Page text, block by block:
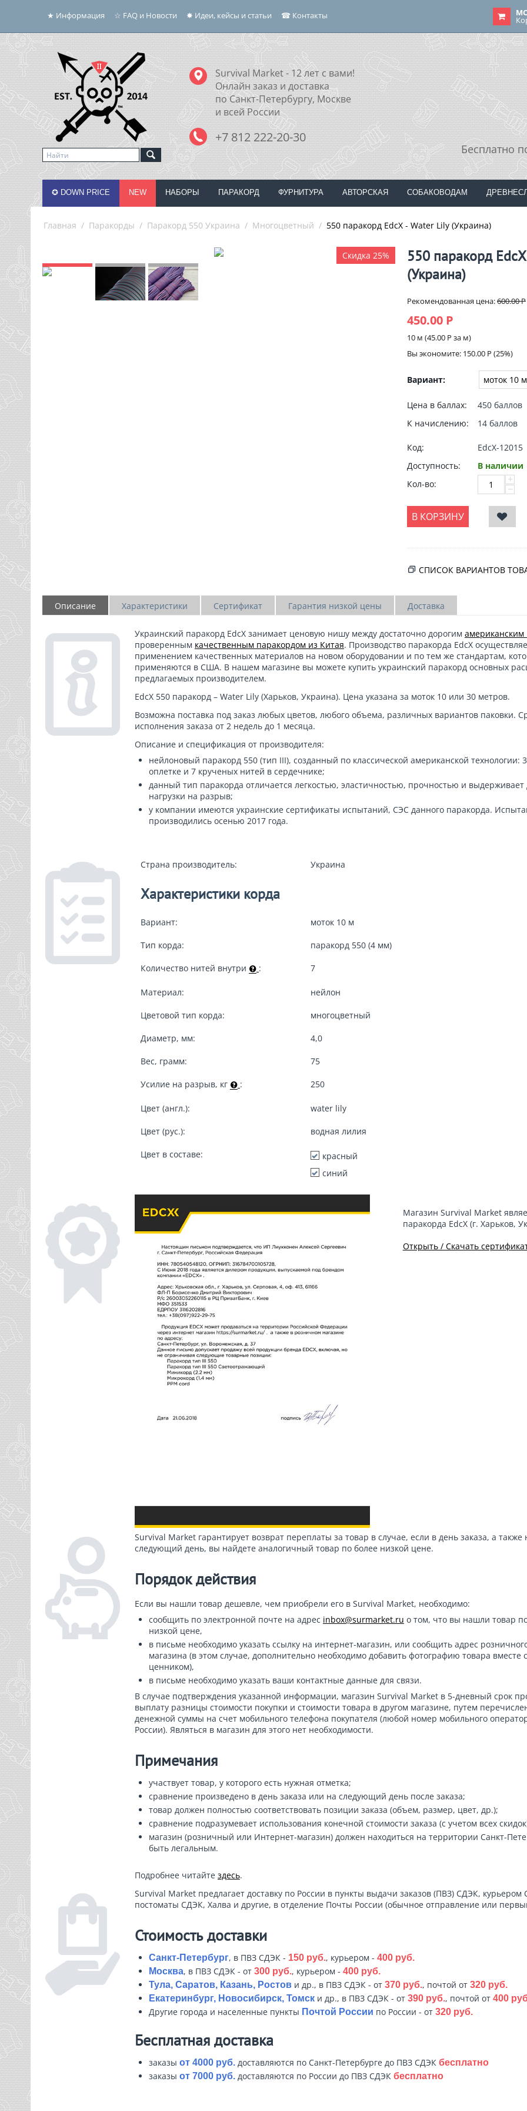
★ Информация ☆ FAQ и Новости ✸ Идеи, кейсы и статьи ☎ Контакты
Survival Market - 12 лет с вами!
Онлайн заказ и доставка
по Санкт-Петербургу, Москве
и всей России
+7 812 222-20-30
Бесплатно
✪ DOWN PRICE NEW НАБОРЫ ПАРАКОРД ФУРНИТУРА АВТОРСКАЯ СОБАКОВОДАМ
Главная / Паракорды / Паракорд 550 Украина / Многоцветный / 550 паракорд EdcX - Water Lily (Украина)
Скидка 25%
550 паракорд
(Украина)
Рекомендованная цена:600.00Р
450.00 Р
10 м (45.00 Р за м)
Вы экономите: 150.00 Р (25%)
Вариант:
Цена в баллах:
450 баллов
К начислению:
14 баллов
Код:
EdcX-12015
Доступность:
В наличии
Кол-во:
+
−
В КОРЗИНУ
СПИСОК ВАРИАНТОВ
Описание Характеристики Сертификат Гарантия низкой цены Доставка
Украинский паракорд EdcXзанимает ценовую нишу между достаточно дорогим американским
проверенным качественным паракордом из Китая. Производство паракорда EdcX
применением качественных материалов на новом оборудовании и по тем же стандартам,
применяются в США. В нашем магазине вы можете купить украинский паракордосновных
предлагаемых производителем.
EdcX 550 паракорд – Water Lily (Харьков, Украина). Цена указана за моток 10 или 30 метров.
Возможна поставка под заказ любых цветов, любого объема, различных вариантов паковки.
исполнения заказа от 2 недель до 1 месяца.
Описание и спецификация от производителя:
нейлоновый паракорд 550 (тип III), созданный по классической американской технологии:
оплетке и 7 крученых нитей в сердечнике;
данный тип паракорда отличается легкостью, эластичностью, прочностью и выдерживает
нагрузки на разрыв;
у компании имеются украинские сертификаты испытаний, СЭС данного паракорда.
производились осенью 2017 года.
Страна производитель: Украина
Характеристики корда
Вариант: моток 10 м
Тип корда: паракорд 550 (4 мм)
Количество нитей внутри : 7
Материал: нейлон
Цветовой тип корда: многоцветный
Диаметр, мм: 4,0
Вес, грамм: 75
Усилие на разрыв, кг : 250
Цвет (англ.): water lily
Цвет (рус.): водная лилия
Цвет в составе:
красный
синий
Магазин Survival Market
паракорда EdcX (г. Харьков,
Открыть / Скачать
Survival Market гарантирует возврат переплаты за товар в случае, если в день заказа, а также
следующий день, вы найдете аналогичный товар по более низкой цене.
Порядок действия
Если вы нашли товар дешевле, чем приобрели его в Survival Market, необходимо:
сообщить по электронной почте на адрес inbox@surmarket.ru о том, что вы нашли товар
низкой цене,
в письме необходимо указать ссылку на интернет-магазин, или сообщить адрес
магазина (в этом случае, дополнительно необходимо добавить фотографию товара вместе с
ценником),
в письме необходимо указать ваши контактные данные для связи.
В случае подтверждения указанной информации, магазин Survival Market в 5-дневный срок
выплату разницы стоимости покупки и стоимости товара в другом магазине, путем
денежной суммы на счет мобильного телефона покупателя (любой номер мобильного
России). Являться в магазин для этого нет необходимости.
Примечания
участвует товар, у которого есть нужная отметка;
сравнение произведено в день заказа или на следующий день после заказа;
товар должен полностью соответствовать позиции заказа (объем, размер, цвет, др.);
сравнение подразумевает использования конечной стоимости заказа (с учетом всех
магазин (розничный или Интернет-магазин) должен находиться на территории Санкт-
быть легальным.
Подробнее читайте здесь.
Survival Market предлагает доставку по России в пункты выдачи заказов (ПВЗ) СДЭК, курьером
постоматы СДЭК, Халва и другие, в отделение Почты России (обычное отправление или
Стоимость доставки
Санкт-Петербург, в ПВЗ СДЭК - 150 руб., курьером - 400 руб.
Москва, в ПВЗ СДЭК - от 300 руб., курьером - 400 руб.
Тула, Саратов, Казань, Ростови др., в ПВЗ СДЭК - от 370 руб., почтой от 320 руб.
Екатеринбург, Новосибирск, Томски др., в ПВЗ СДЭК - от 390 руб., почтой от 400
Другие города и населенные пункты Почтой России по России - от 320 руб.
Бесплатная доставка
заказы от 4000 руб.доставляются по Санкт-Петербурге до ПВЗ СДЭК бесплатно
заказы от 7000 руб.доставляются по России до ПВЗ СДЭК бесплатно